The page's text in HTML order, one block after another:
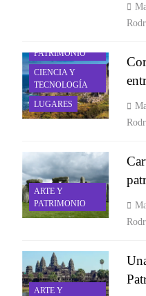
PATRIMONIO
CIENCIA Y
TECNOLOGÍA
LUGARES
ARTE Y
PATRIMONIO
ARTE Y